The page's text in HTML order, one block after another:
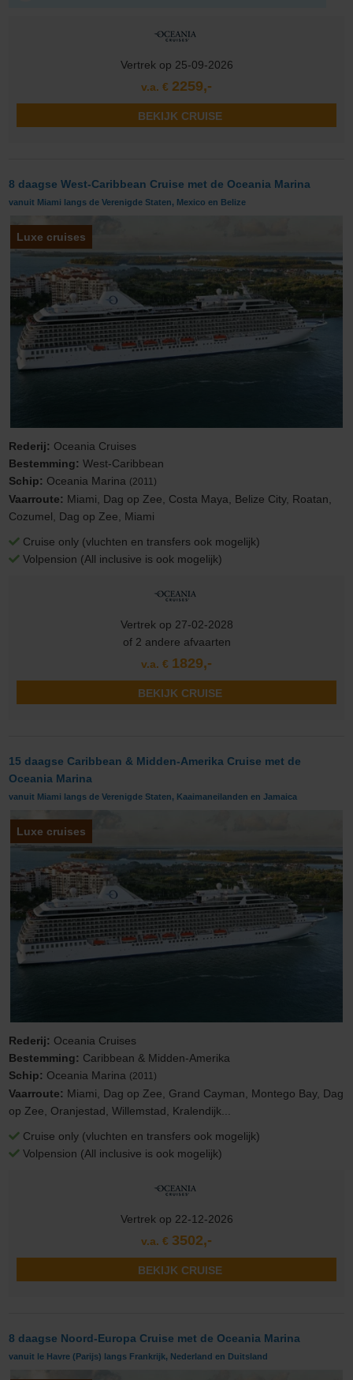
Vertrek op 25-09-2026
v.a. € 2259,-
BEKIJK CRUISE
8 daagse West-Caribbean Cruise met de Oceania Marina
vanuit Miami langs de Verenigde Staten, Mexico en Belize
Luxe cruises
Rederij: Oceania Cruises
Bestemming:West-Caribbean
Schip: Oceania Marina (2011)
Vaarroute: Miami, Dag op Zee, Costa Maya, Belize City, Roatan,
Cozumel, Dag op Zee, Miami
Cruise only (vluchten en transfers ook mogelijk)
Volpension (All inclusive is ook mogelijk)
Vertrek op 27-02-2028
of 2 andere afvaarten
v.a. € 1829,-
BEKIJK CRUISE
15 daagse Caribbean & Midden-Amerika Cruise met de
Oceania Marina
vanuit Miami langs de Verenigde Staten, Kaaimaneilanden en Jamaica
Luxe cruises
Rederij: Oceania Cruises
Bestemming: Caribbean & Midden-Amerika
Schip: Oceania Marina (2011)
Vaarroute: Miami, Dag op Zee, Grand Cayman, Montego Bay, Dag
op Zee, Oranjestad, Willemstad, Kralendijk...
Cruise only (vluchten en transfers ook mogelijk)
Volpension (All inclusive is ook mogelijk)
Vertrek op 22-12-2026
v.a. € 3502,-
BEKIJK CRUISE
8 daagse Noord-Europa Cruise met de Oceania Marina
vanuit le Havre (Parijs) langs Frankrijk, Nederland en Duitsland